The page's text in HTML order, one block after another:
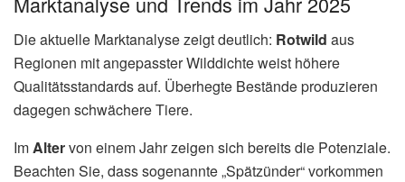
Die aktuelle Marktanalyse zeigt deutlich: Rotwild aus
Regionen mit angepasster Wilddichte weist höhere
Qualitätsstandards auf. Überhegte Bestände produzieren
dagegen schwächere Tiere.
ImAltervon einem Jahr zeigen sich bereits die Potenziale.
Beachten Sie, dass sogenannte „Spätzünder“ vorkommen